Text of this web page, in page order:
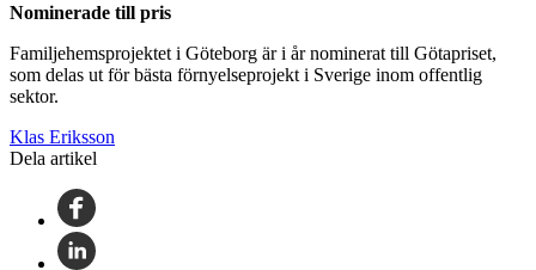
Nominerade till pris
Familjehemsprojektet i Göteborg är i år nominerat till Götapriset,
som delas ut för bästa förnyelseprojekt i Sverige inom offentlig
sektor.
Klas Eriksson
Dela artikel